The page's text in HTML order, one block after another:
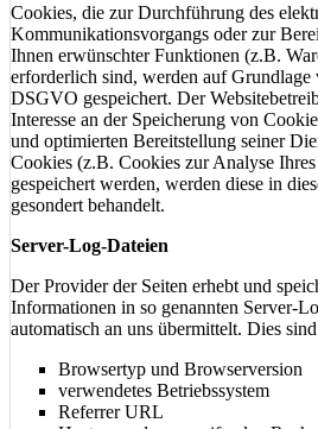
Cookies, die zur Durchführung des
Kommunikationsvorgangs oder zur
Ihnen erwünschter Funktionen (z.B.
erforderlich sind, werden auf
DSGVO gespeichert. Der
Interesse an der Speicherung von
und optimierten Bereitstellung seiner
Cookies (z.B. Cookies zur Analyse
gespeichert werden, werden diese in
gesondert behandelt.
Server-Log-Dateien
Der Provider der Seiten erhebt und
Informationen in so genannten Server-
automatisch an uns übermittelt. Dies
Browsertyp und Browserversion
verwendetes Betriebssystem
Referrer URL